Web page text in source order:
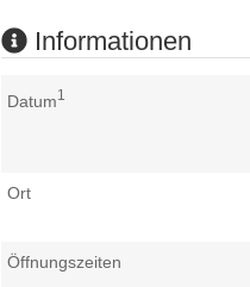
Informationen
Datum1
Ort
Öffnungszeiten